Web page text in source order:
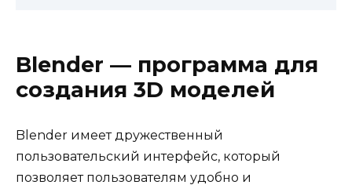
Blender — программа для
создания 3D моделей
Blender имеет дружественный
пользовательский интерфейс, который
позволяет пользователям удобно и